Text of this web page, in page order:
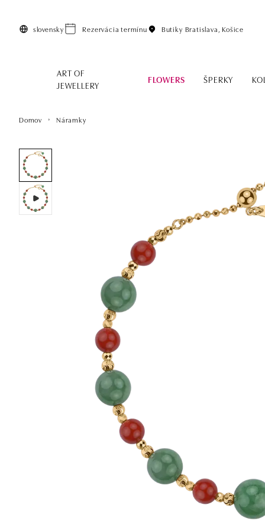
slovensky Rezervácia termínu Butiky Bratislava, Košice
ART OF
JEWELLERY
FLOWERS ŠPERKY
Domov Náramky